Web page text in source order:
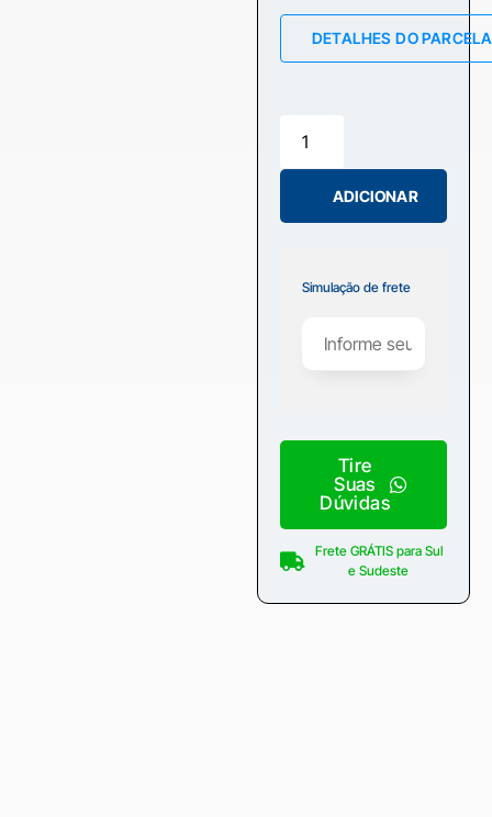
DETALHES DO
ADICIONAR
Simulação de frete
Tire
Suas
Dúvidas
Frete GRÁTIS para Sul
e Sudeste